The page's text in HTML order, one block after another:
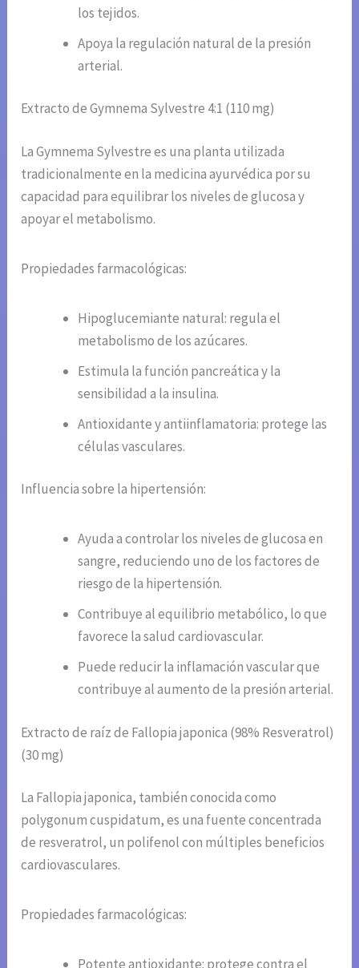
los tejidos.
Apoya la regulación natural de la presión
arterial.
Extracto de Gymnema Sylvestre 4:1 (110 mg)
La Gymnema Sylvestre es una planta utilizada
tradicionalmente en la medicina ayurvédica por su
capacidad para equilibrar los niveles de glucosa y
apoyar el metabolismo.
Propiedades farmacológicas:
Hipoglucemiante natural: regula el
metabolismo de los azúcares.
Estimula la función pancreática y la
sensibilidad a la insulina.
Antioxidante y antiinflamatoria: protege las
células vasculares.
Influencia sobre la hipertensión:
Ayuda a controlar los niveles de glucosa en
sangre, reduciendo uno de los factores de
riesgo de la hipertensión.
Contribuye al equilibrio metabólico, lo que
favorece la salud cardiovascular.
Puede reducir la inflamación vascular que
contribuye al aumento de la presión arterial.
Extracto de raíz de Fallopia japonica (98% Resveratrol)
(30 mg)
La Fallopia japonica, también conocida como
polygonum cuspidatum, es una fuente concentrada
de resveratrol, un polifenol con múltiples beneficios
cardiovasculares.
Propiedades farmacológicas:
Potente antioxidante: protege contra el